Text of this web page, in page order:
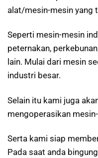
alat/mesin-mesin yang
Seperti mesin-mesin
peternakan,
lain. Mulai dari mesin
industri besar.
Selain itu kami juga
mengoperasikan
Serta kami siap
Pada saat anda